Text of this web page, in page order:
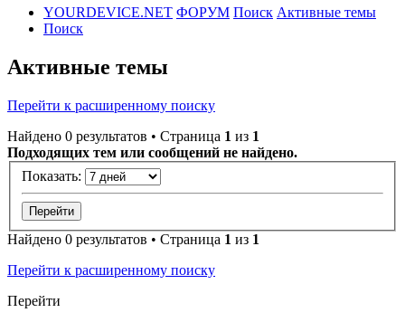
YOURDEVICE.NET ФОРУМ Поиск Активные темы
Поиск
Активные темы
Перейти к расширенному поиску
Найдено 0 результатов • Страница 1 из 1
Подходящих тем или сообщений не найдено.
Показать:
Найдено 0 результатов • Страница 1 из 1
Перейти к расширенному поиску
Перейти